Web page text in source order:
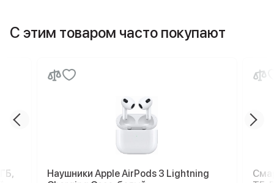
С этим товаром часто покупают
Наушники Apple AirPods 3 Lightning